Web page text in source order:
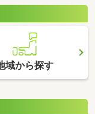
域から探す